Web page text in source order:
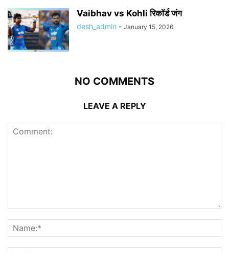
Vaibhav vs Kohli रिकॉर्ड जंग
desh_admin - January 15, 2026
NO COMMENTS
LEAVE A REPLY